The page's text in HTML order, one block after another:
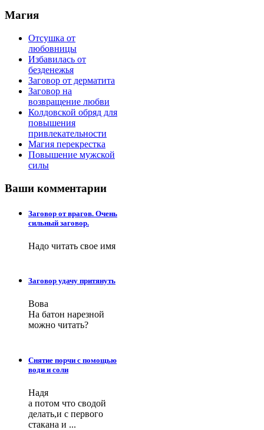
Магия
Отсушка от
любовницы
Избавилась от
безденежья
Заговор от дерматита
Заговор на
возвращение любви
Колдовской обряд для
повышения
привлекательности
Магия перекрестка
Повышение мужской
силы
Ваши комментарии
Заговор от врагов. Очень
сильный заговор.
Надо читать свое имя
Заговор удачу притянуть
Вова
На батон нарезной
можно читать?
Снятие порчи с помощью
води и соли
Надя
а потом что сводой
делать,и с первого
стакана и ...